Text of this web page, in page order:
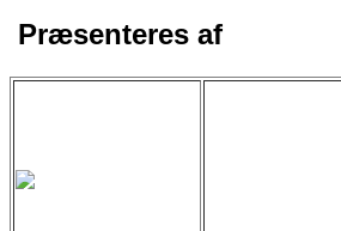
Præsenteres af